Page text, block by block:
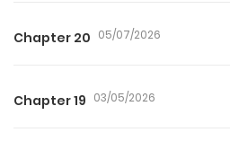
Chapter 20 05/07/2026
Chapter 19 03/05/2026